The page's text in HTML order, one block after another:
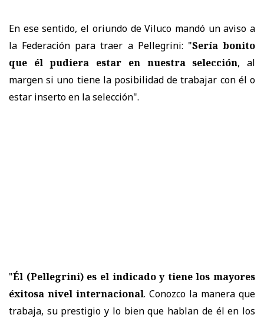
En ese sentido, el oriundo de Viluco mandó un aviso a
la Federación para traer a Pellegrini: "Sería bonito
que él pudiera estar en nuestra selección, al
margen si uno tiene la posibilidad de trabajar con él o
estar inserto en la selección".
"Él (Pellegrini) es el indicado y tiene los mayores
éxitosa nivel internacional. Conozco la manera que
trabaja, su prestigio y lo bien que hablan de él en los